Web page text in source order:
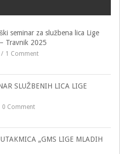
seminar za službena lica Lige
Travnik 2025
1 Comment
SLUŽBENIH LICA LIGE
0 Comment
„GMS LIGE MLADIH